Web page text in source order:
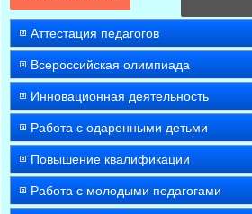
Аттестация педагогов
Всероссийская олимпиада
Инновационная деятельность
Работа с одаренными детьми
Повышение квалификации
Работа с молодыми педагогами